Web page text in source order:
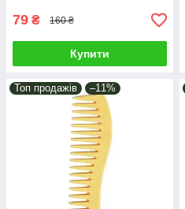
79 ₴ 160 ₴
Купити
Топ продажів –11%